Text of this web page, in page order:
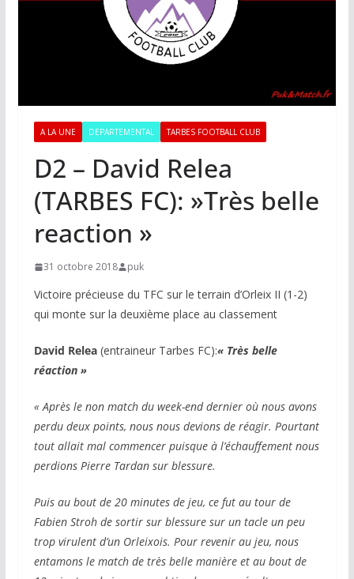
A LA UNE DEPARTEMENTAL TARBES FOOTBALL CLUB
D2 – David Relea
(TARBES FC): »Très belle
reaction »
31 octobre 2018 puk
Victoire précieuse du TFC sur le terrain d’Orleix II (1-2)
qui monte sur la deuxième place au classement
David Relea(entraineur Tarbes FC):« Très belle
réaction »
« Après le non match du week-end dernier où nous avons
perdu deux points, nous nous devions de réagir. Pourtant
tout allait mal commencer puisque à l’échauffement nous
perdions Pierre Tardan sur blessure.
Puis au bout de 20 minutes de jeu, ce fut au tour de
Fabien Stroh de sortir sur blessure sur un tacle un peu
trop virulent d’un Orleixois. Pour revenir au jeu, nous
entamons le match de très belle manière et au bout de